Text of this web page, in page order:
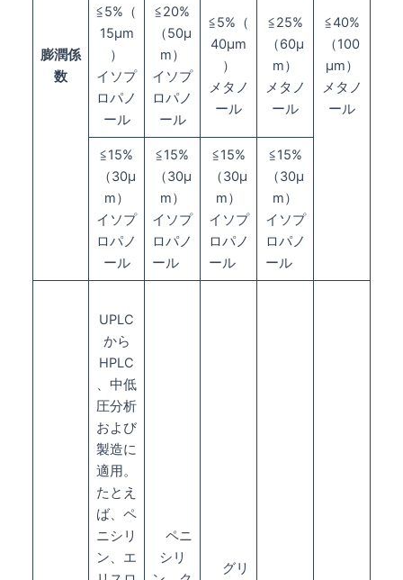
膨潤係
数
≦40%
（100
μm）
メタノ
ール
≦5%（
15μm
）
イソプ
ロパノ
ール
≦20%
（50μ
m）
イソプ
ロパノ
ール
≦5%（
40μm
）
メタノ
ール
≦25%
（60μ
m）
メタノ
ール
≦15%
（30μ
m）
イソプ
ロパノ
ール
≦15%
（30μ
m）
イソプ
ロパノ
ール
≦15%
（30μ
m）
イソプ
ロパノ
ール
≦15%
（30μ
m）
イソプ
ロパノ
ール
UPLC
から
HPLC
、中低
圧分析
および
製造に
適用。
たとえ
ば、ペ
ニシリ
ン、エ
ペニ
シリ
グリ